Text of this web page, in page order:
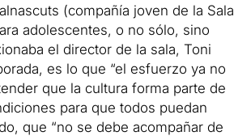
(compañía joven de la Sala
adolescentes, o no sólo, sino
el director de la sala, Toni
es lo que “el esfuerzo ya no
que la cultura forma parte de
para que todos puedan
que “no se debe acompañar de